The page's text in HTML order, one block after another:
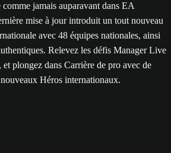
jamais auparavant dans EA
mise à jour introduit un tout nouveau
avec 48 équipes nationales, ainsi
Relevez les défis Manager Live
plongez dans Carrière de pro avec de
Héros internationaux.